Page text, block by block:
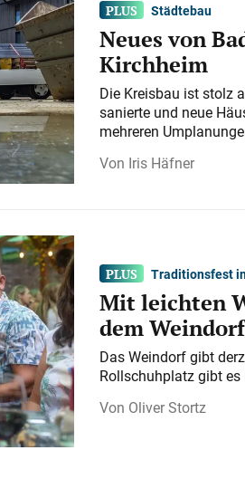
Städtebau
Neues von
Kirchheim
Die Kreisbau ist stolz
sanierte und neue
mehreren
Iris Häfner
Traditionsfest
Mit leichten
dem
Das Weindorf gibt
Rollschuhplatz gibt
Oliver Stortz